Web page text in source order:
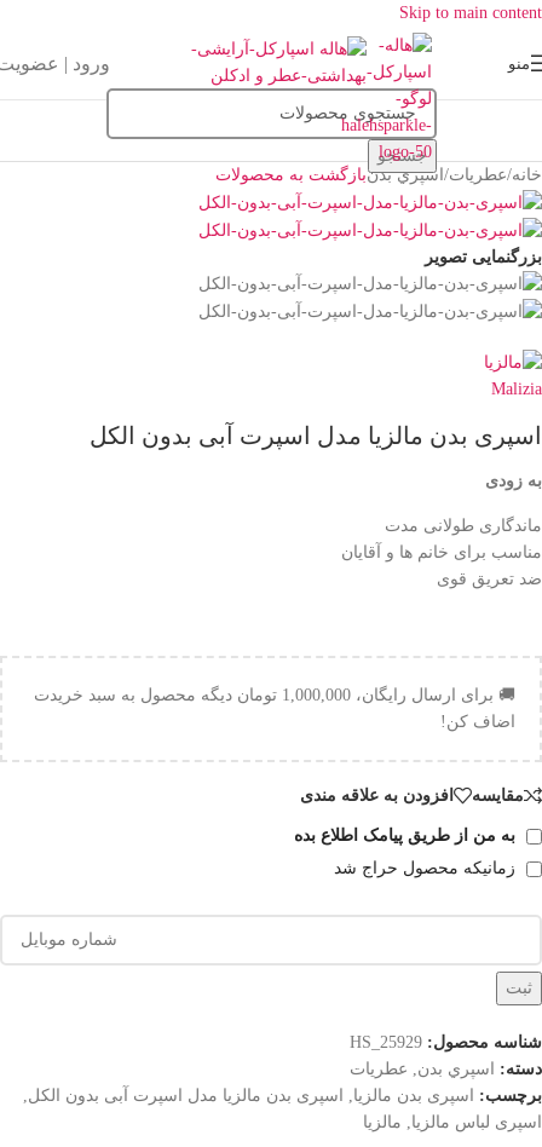
Skip to main content
منو ورود |
جستجو
خانه/عطریات/ اسپري بدنبازگشت به محصولات
بزرگنمایی تصویر
اسپری بدن مالزیا مدل اسپرت آبی بدون الکل
به زودی
ماندگاری طولانی مدت
مناسب برای خانم ها و آقایان
ضد تعریق قوی
🚚 برای ارسال رایگان، 1,000,000 تومان دیگه محصول به سبد خریدت
اضاف کن!
مقایسه افزودن به علاقه مندی
به من از طریق پیامک اطلاع بده
زمانیکه محصول حراج شد
ثبت
شناسه محصول: HS_25929
دسته:
اسپري بدن, عطریات
برچسب:
اسپری بدن مالزیا, اسپری بدن مالزیا مدل اسپرت آبی بدون الکل,
اسپری لباس مالزیا, مالزیا